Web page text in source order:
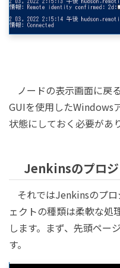
ノードの表示画面に戻
GUIを使用したWindows
状態にしておく必要があ
Jenkinsのプロ
それではJenkinsのプ
ェクトの種類は柔軟な処
します。まず、先頭ペー
す。